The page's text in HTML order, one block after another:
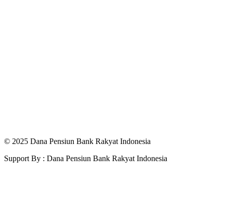
© 2025 Dana Pensiun Bank Rakyat Indonesia
Support By : Dana Pensiun Bank Rakyat Indonesia